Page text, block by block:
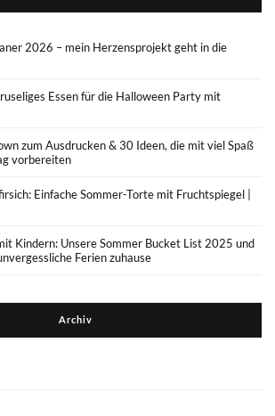
2026 – mein Herzensprojekt geht in die
Essen für die Halloween Party mit
zum Ausdrucken & 30 Ideen, die mit viel Spaß
vorbereiten
Einfache Sommer-Torte mit Fruchtspiegel |
Kindern: Unsere Sommer Bucket List 2025 und
Ferien zuhause
Archiv